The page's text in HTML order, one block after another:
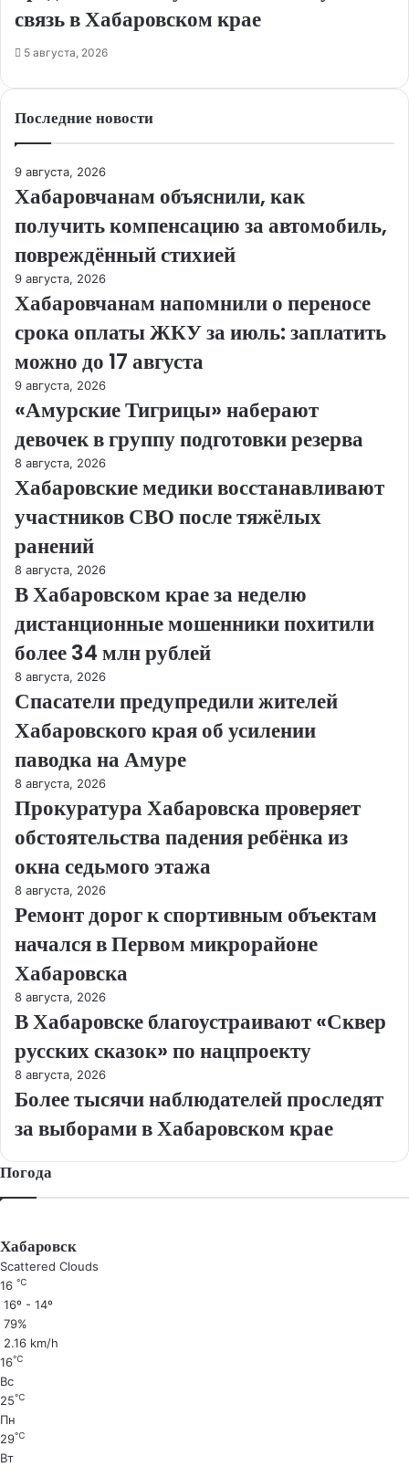
связь в Хабаровском крае
5 августа, 2026
Последние новости
9 августа, 2026
Хабаровчанам объяснили, как
получить компенсацию за автомобиль,
повреждённый стихией
9 августа, 2026
Хабаровчанам напомнили о переносе
срока оплаты ЖКУ за июль: заплатить
можно до 17 августа
9 августа, 2026
«Амурские Тигрицы» наберают
девочек в группу подготовки резерва
8 августа, 2026
Хабаровские медики восстанавливают
участников СВО после тяжёлых
ранений
8 августа, 2026
В Хабаровском крае за неделю
дистанционные мошенники похитили
более 34 млн рублей
8 августа, 2026
Спасатели предупредили жителей
Хабаровского края об усилении
паводка на Амуре
8 августа, 2026
Прокуратура Хабаровска проверяет
обстоятельства падения ребёнка из
окна седьмого этажа
8 августа, 2026
Ремонт дорог к спортивным объектам
начался в Первом микрорайоне
Хабаровска
8 августа, 2026
В Хабаровске благоустраивают «Сквер
русских сказок» по нацпроекту
8 августа, 2026
Более тысячи наблюдателей проследят
за выборами в Хабаровском крае
Погода
Хабаровск
Scattered Clouds
16 ℃
16º - 14º
79%
2.16 km/h
16℃
Вс
25℃
Пн
29℃
Вт